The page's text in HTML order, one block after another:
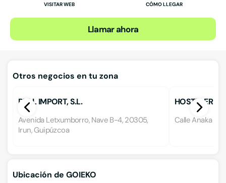
VISITAR WEB CÓMO LLEGAR
Llamar ahora
Otros negocios en tu zona
PULL IMPORT, S.L.
Avenida Letxumborro, Nave B-4, 20305,
Irun, Guipúzcoa
HOSTELERIA
Calle Anaka
Ubicación de GOIEKO